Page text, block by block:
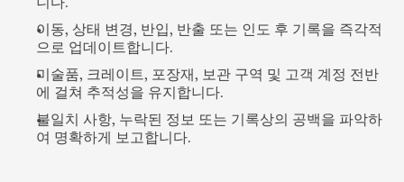
이동, 상태 변경, 반입, 반출 또는 인도 후 기록을 즉각적
으로 업데이트합니다.
미술품, 크레이트, 포장재, 보관 구역 및 고객 계정 전반
에 걸쳐 추적성을 유지합니다.
불일치 사항, 누락된 정보 또는 기록상의 공백을 파악하
여 명확하게 보고합니다.